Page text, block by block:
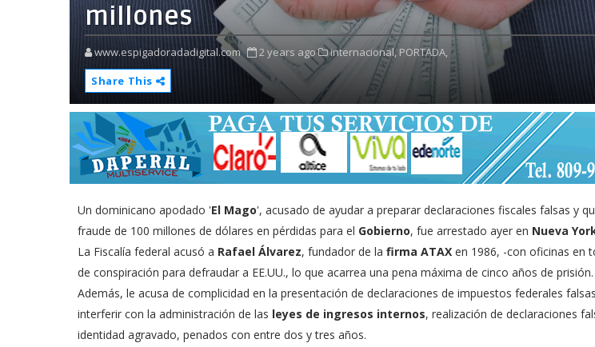
millones
www.espigadoradadigital.com 2 years ago internacional, PORTADA,
Share This
Un dominicano apodado 'El Mago', acusado de ayudar a preparar declaraciones fiscales falsas y
fraude de 100 millones de dólares en pérdidas para el Gobierno, fue arrestado ayer en Nueva
La Fiscalía federal acusó a Rafael Álvarez, fundador de la firma ATAX en 1986, -con oficinas en
de conspiración para defraudar a EE.UU., lo que acarrea una pena máxima de cinco años de prisión.
Además, le acusa de complicidad en la presentación de declaraciones de impuestos federales
interferir con la administración de las leyes de ingresos internos, realización de declaraciones
identidad agravado, penados con entre dos y tres años.